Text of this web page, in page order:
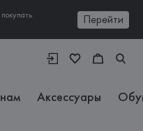
Перейти
Аксессуары